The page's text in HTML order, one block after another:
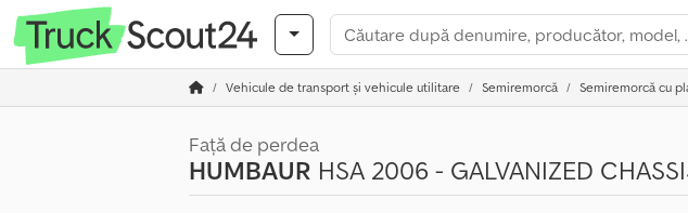
Vehicule de transport şi vehicule utilitare Semiremorcă Semiremorcă cu
Față de perdea
HUMBAUR HSA 2006 - GALVANIZED